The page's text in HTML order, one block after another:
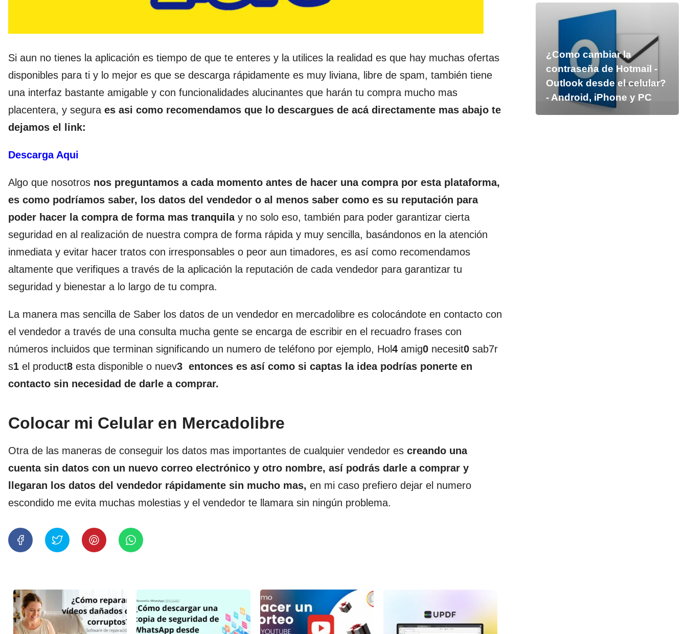
Si aun no tienes la aplicación es tiempo de que te enteres y la utilices la realidad es que hay muchas ofertas
disponibles para ti y lo mejor es que se descarga rápidamente es muy liviana, libre de spam, también tiene
una interfaz bastante amigable y con funcionalidades alucinantes que harán tu compra mucho mas
placentera, y segura es asi como recomendamos que lo descargues de acá directamente mas abajo te
dejamos el link:
Descarga Aqui
Algo que nosotros nos preguntamos a cada momento antes de hacer una compra por esta plataforma,
es como podríamos saber, los datos del vendedor o al menos saber como es su reputación para
poder hacer la compra de forma mas tranquilay no solo eso, también para poder garantizar cierta
seguridad en al realización de nuestra compra de forma rápida y muy sencilla, basándonos en la atención
inmediata y evitar hacer tratos con irresponsables o peor aun timadores, es así como recomendamos
altamente que verifiques a través de la aplicación la reputación de cada vendedor para garantizar tu
seguridad y bienestar a lo largo de tu compra.
La manera mas sencilla de Saber los datos de un vendedor en mercadolibre es colocándote en contacto con
el vendedor a través de una consulta mucha gente se encarga de escribir en el recuadro frases con
números incluidos que terminan significando un numero de teléfono por ejemplo, Hol4 amig0 necesit0 sab7r
s1 el product8 esta disponible o nuev3 entonces es así como si captas la idea podrías ponerte en
contacto sin necesidad de darle a comprar.
Colocar mi Celular en Mercadolibre
Otra de las maneras de conseguir los datos mas importantes de cualquier vendedor es creando una
cuenta sin datos con un nuevo correo electrónico y otro nombre, así podrás darle a comprar y
llegaran los datos del vendedor rápidamente sin mucho mas, en mi caso prefiero dejar el numero
escondido me evita muchas molestias y el vendedor te llamara sin ningún problema.
¿Como cambiar la
contraseña de Hotmail -
Outlook desde el celular?
- Android, iPhone y PC